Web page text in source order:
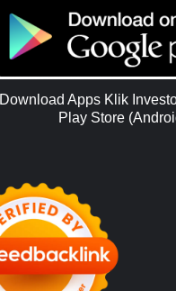
Download Apps Klik
Play Store